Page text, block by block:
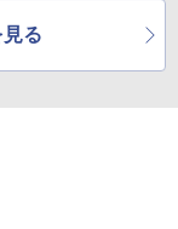
見る